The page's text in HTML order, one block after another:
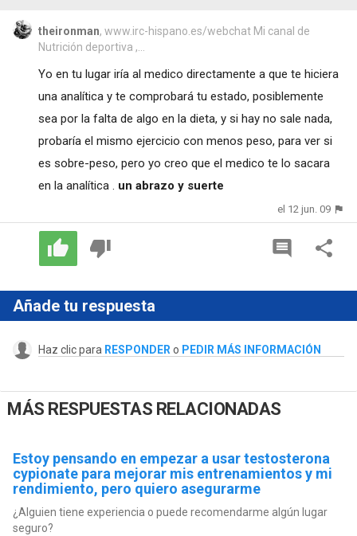
theironman, www.irc-hispano.es/webchat Mi canal de
Nutrición deportiva ,...
Yo en tu lugar iría al medico directamente a que te hiciera
una analítica y te comprobará tu estado, posiblemente
sea por la falta de algo en la dieta, y si hay no sale nada,
probaría el mismo ejercicio con menos peso, para ver si
es sobre-peso, pero yo creo que el medico te lo sacara
en la analítica . un abrazo y suerte
el 12 jun. 09
Añade tu respuesta
Haz clic para RESPONDER o PEDIR MÁS INFORMACIÓN
MÁS RESPUESTAS RELACIONADAS
Estoy pensando en empezar a usar testosterona
cypionate para mejorar mis entrenamientos y mi
rendimiento, pero quiero asegurarme
¿Alguien tiene experiencia o puede recomendarme algún lugar
seguro?